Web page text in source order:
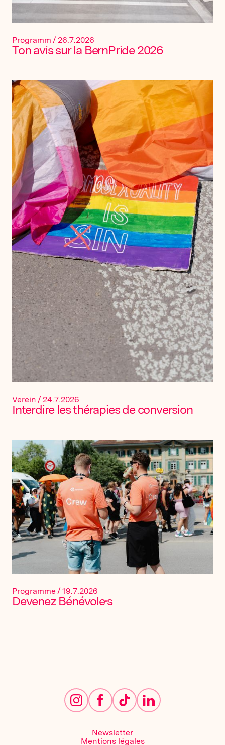
Programm / 26.7.2026
Ton avis sur la BernPride 2026
Verein / 24.7.2026
Interdire les thérapies de conversion
Programme/ 19.7.2026
Devenez Bénévole·s
Newsletter
Mentions légales